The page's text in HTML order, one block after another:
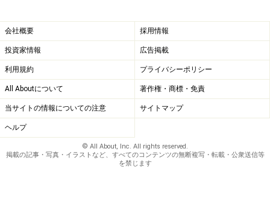
あ？（みのり 20歳）
→もし一緒にサッカーしよう！と思っていたならこれは
ショックですね。できれば日本でフォームをもらったと
きに「どれくらいの頻度でサッカーしてますか？」と、
直接家族に聞いてもらって返事をもらうようにしては？
答えやすい質問がいいでしょう。
「一緒にサッカーしたいんですが家族と出来ますか？」
では、カウンセラーが「できると思いますよ！」と答え
られて直接聞いてない可能性があります。仲介が多い場
会社概要 採用情報
投資家情報 広告掲載
利用規約 プライバシーポリシー
All Aboutについて 著作権・商標・免責
当サイトの情報についての注意 サイトマップ
ヘルプ
© All About, Inc. All rights reserved.
掲載の記事・写真・イラストなど、すべてのコンテンツの無断複写・転載・公衆送信等
を禁じます